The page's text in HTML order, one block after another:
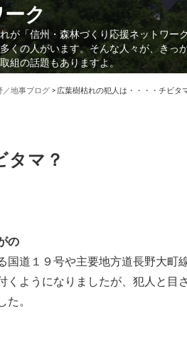
ク
が「信州・森林づくり応援ネットワー
くの人がいます。そんな人々が、き
組の話題もありますよ。
／地事ブログ > 広葉樹枯れの犯人は・・・・チビタ
タマ？
の
道１９号や主要地方道長野大町
ようになりましたが、犯人と目
。